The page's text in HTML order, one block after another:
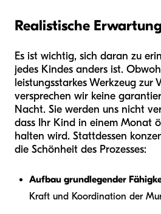
Realistische
Es ist wichtig, sich daran zu
jedes Kindes anders ist.
leistungsstarkes Werkzeug zur
versprechen wir keine
Nacht. Sie werden uns nicht
dass Ihr Kind in einem Monat
halten wird. Stattdessen
die Schönheit des Prozesses:
Aufbau grundlegender
Kraft und Koordination der